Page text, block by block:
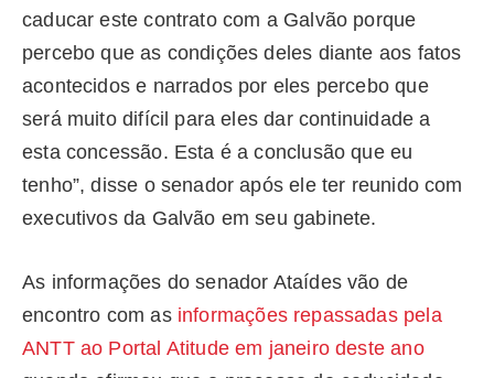
caducar este contrato com a Galvão porque
percebo que as condições deles diante aos fatos
acontecidos e narrados por eles percebo que
será muito difícil para eles dar continuidade a
esta concessão. Esta é a conclusão que eu
tenho”, disse o senador após ele ter reunido com
executivos da Galvão em seu gabinete.
As informações do senador Ataídes vão de
encontro com as informações repassadas pela
ANTT ao Portal Atitude em janeiro deste ano